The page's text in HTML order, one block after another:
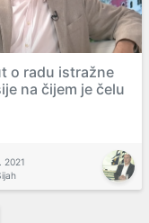
o radu istražne
na čijem je čelu
2021